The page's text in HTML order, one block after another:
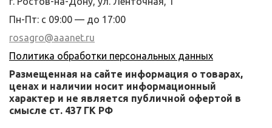
Пн-Пт: с 09:00 — до 17:00
rosagro@aaanet.ru
Политика обработки персональных данных
Размещенная на сайте информация о товарах,
ценах и наличии носит информационный
характер и не является публичной офертой в
смысле ст. 437 ГК РФ